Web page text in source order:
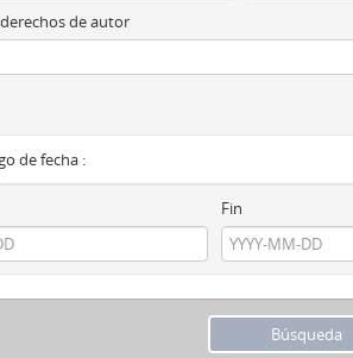
de autor
de fecha :
Fin